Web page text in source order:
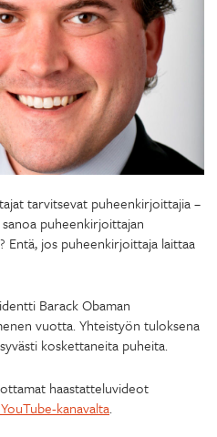
tarvitsevat puheenkirjoittajia –
puheenkirjoittajan
Entä, jos puheenkirjoittaja laittaa
Barack Obaman
vuotta. Yhteistyön tuloksena
koskettaneita puheita.
haastatteluvideot
kanavalta.